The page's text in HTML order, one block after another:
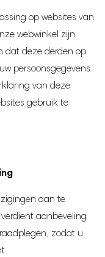
op websites van
webwinkel zijn
dat deze derden op
persoonsgegevens
van deze
gebruik te
aan te
aanbeveling
zodat u